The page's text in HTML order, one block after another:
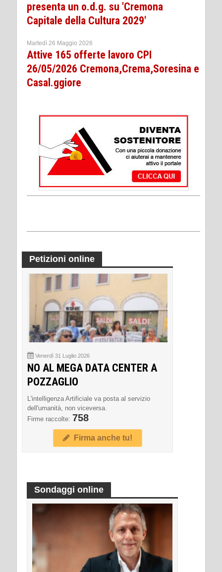
presenta un o.d.g. su 'Cremona
Capitale della Cultura 2029'
Martedì 26 Maggio 2026
Attive 165 offerte lavoro CPI
26/05/2026 Cremona,Crema,Soresina e
Casal.ggiore
Petizioni online
Venerdì 31 Luglio 2026
NO AL MEGA DATA CENTER A
POZZAGLIO
L'intelligenza Artificiale va posta al servizio
dell'umanità, non viceversa.
Firme raccolte: 758
Firma anche tu!
Sondaggi online